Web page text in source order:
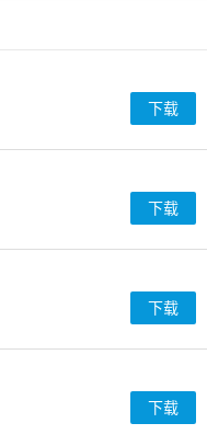
下载
下载
下载
下载